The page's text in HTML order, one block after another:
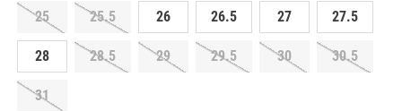
25 25.5 26 26.5 27 27.5
28 28.5 29 29.5 30 30.5
31